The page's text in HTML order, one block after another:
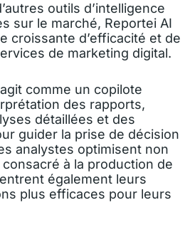
outils d’intelligence
sur le marché, Reportei AI
croissante d’efficacité et de
de marketing digital.
comme un copilote
des rapports,
détaillées et des
guider la prise de décision
analystes optimisent non
à la production de
également leurs
plus efficaces pour leurs